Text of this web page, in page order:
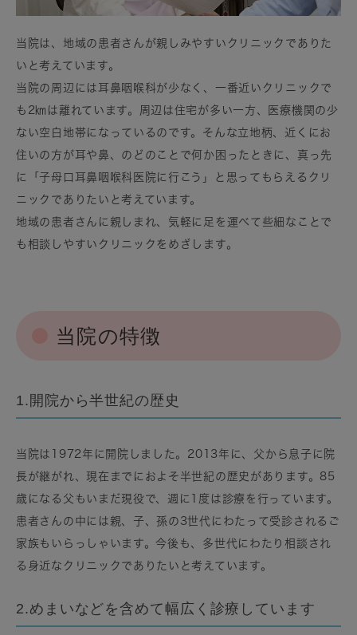
当院は、地域の患者さんが親しみやすいクリニックでありた
いと考えています。
当院の周辺には耳鼻咽喉科が少なく、一番近いクリニックで
も2㎞は離れています。周辺は住宅が多い一方、医療機関の少
ない空白地帯になっているのです。そんな立地柄、近くにお
住いの方が耳や鼻、のどのことで何か困ったときに、真っ先
に「子母口耳鼻咽喉科医院に行こう」と思ってもらえるクリ
ニックでありたいと考えています。
地域の患者さんに親しまれ、気軽に足を運べて些細なことで
も相談しやすいクリニックをめざします。
当院の特徴
1.開院から半世紀の歴史
当院は1972年に開院しました。2013年に、父から息子に院
長が継がれ、現在までにおよそ半世紀の歴史があります。85
歳になる父もいまだ現役で、週に1度は診療を行っています。
患者さんの中には親、子、孫の3世代にわたって受診されるご
家族もいらっしゃいます。今後も、多世代にわたり相談され
る身近なクリニックでありたいと考えています。
2.めまいなどを含めて幅広く診療しています